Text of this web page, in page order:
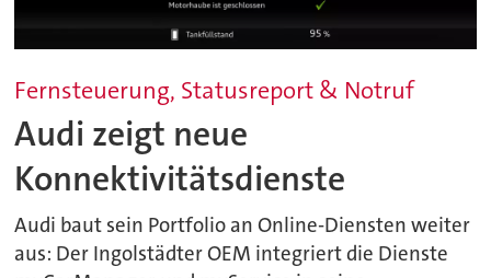
Fernsteuerung, Statusreport & Notruf
Audi zeigt neue
Konnektivitätsdienste
Audi baut sein Portfolio an Online-Diensten weiter
aus: Der Ingolstädter OEM integriert die Dienste